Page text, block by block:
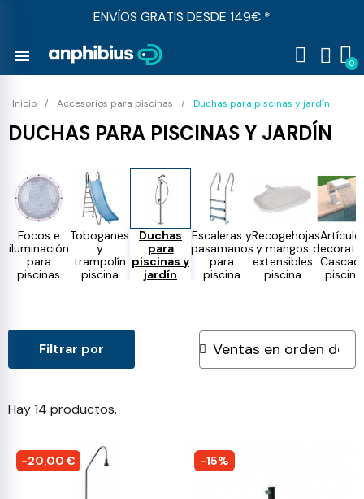
ENVÍOS GRATIS DESDE 149€ *
menu
Inicio Accesorios para piscinas Duchas para piscinas y jardín
DUCHAS PARA PISCINAS Y JARDÍN
Focos e
iluminación
para
piscinas
Toboganes
y
trampolín
piscina
Duchas
para
piscinas y
jardín
Escaleras y
pasamanos
para
piscina
Recogehojas
y mangos
extensibles
piscina
piscina
Hay 14 productos.
Filtrar por
-20,00 € -15%